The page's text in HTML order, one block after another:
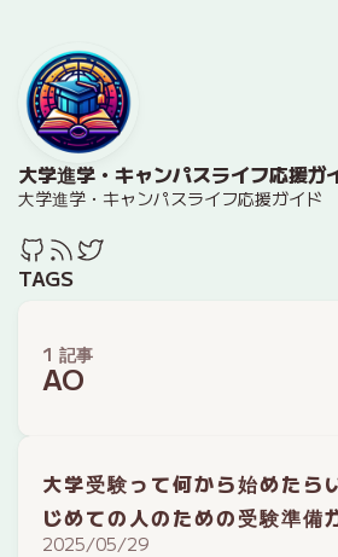
大学進学・キャンパスライフ応援ガ
大学進学・キャンパスライフ応援ガイド
TAGS
1 記事
AO
大学受験って何から始めたら
じめての人のための受験準備
2025/05/29